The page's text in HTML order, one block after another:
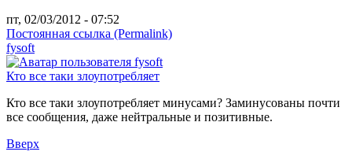
пт, 02/03/2012 - 07:52
Постоянная ссылка (Permalink)
fysoft
Кто все таки злоупотребляет
Кто все таки злоупотребляет минусами? Заминусованы почти
все сообщения, даже нейтральные и позитивные.
Вверх